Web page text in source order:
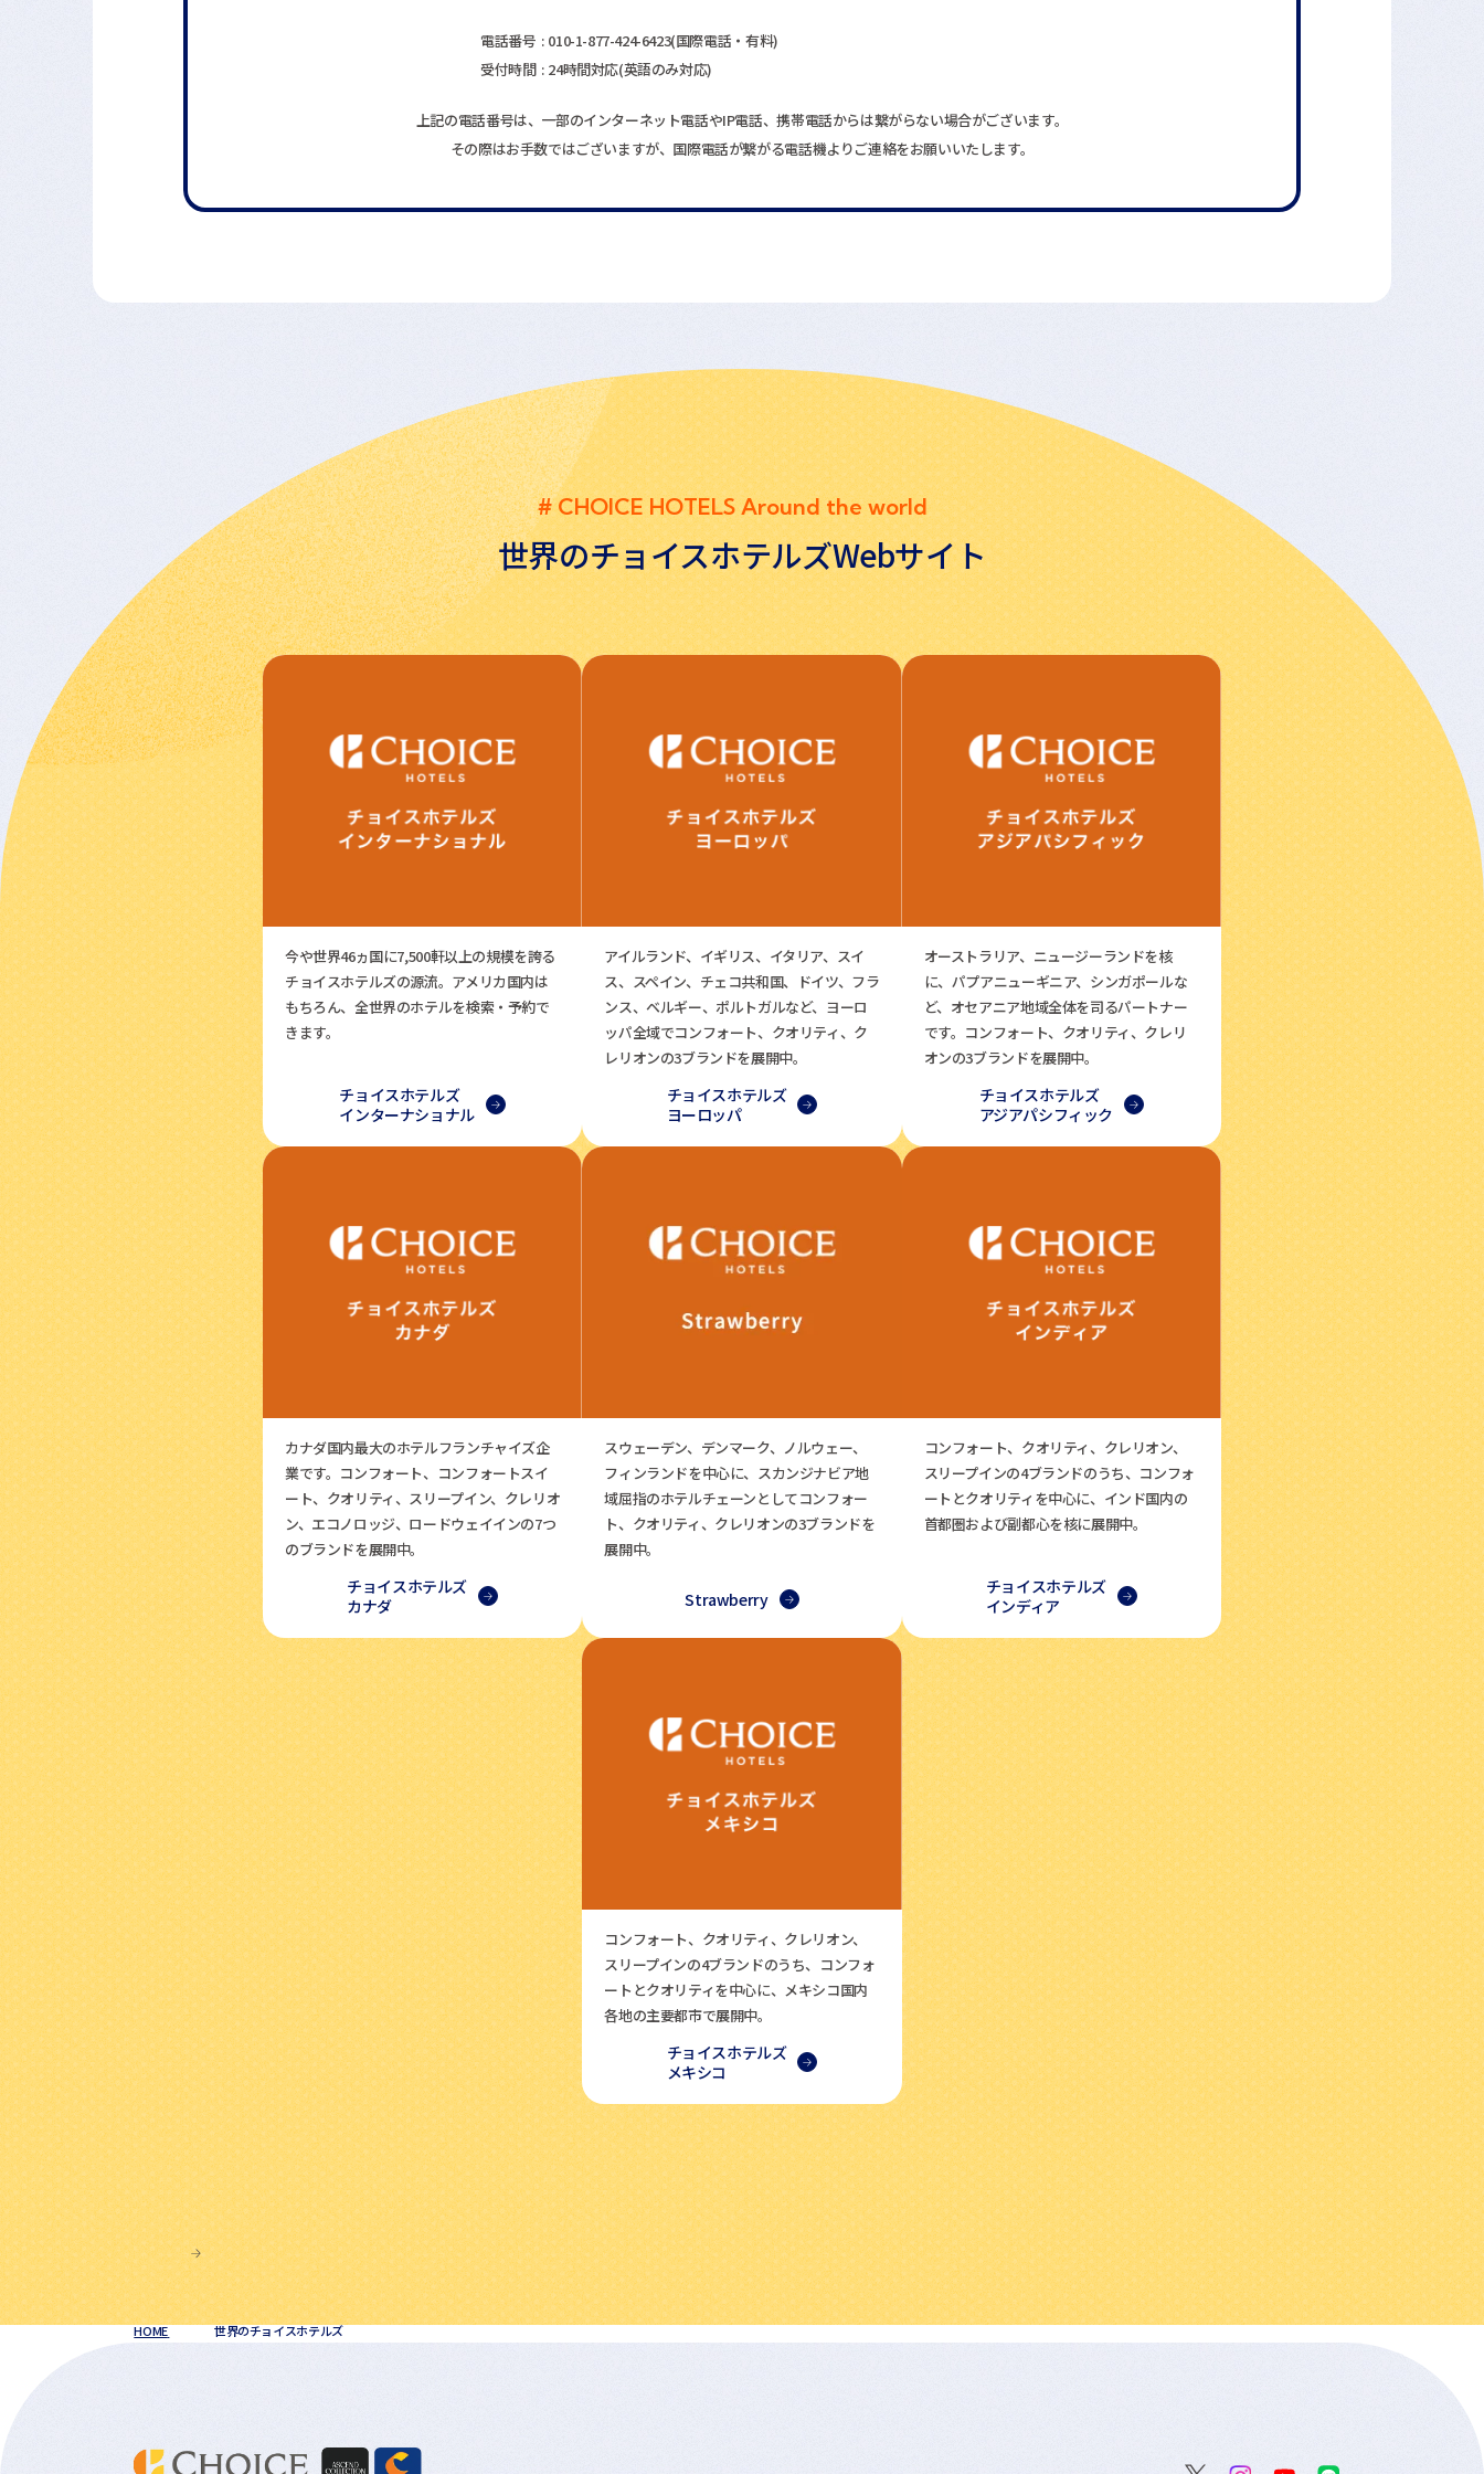
電話番号
010-1-877-424-6423(国際電話・有料)
受付時間 24時間対応(英語のみ対応)
上記の電話番号は、一部のインターネット電話やIP電話、携帯電話からは繋がらない場合がございます。
その際はお手数ではございますが、国際電話が繋がる電話機よりご連絡をお願いいたします。
世界のチョイスホテルズWebサイト
CHOICE HOTELSAround the world
今や世界46ヵ国に7,500軒以上の規模を誇る
チョイスホテルズの源流。アメリカ国内は
もちろん、全世界のホテルを検索・予約で
きます。
チョイスホテルズ
インターナショナル
アイルランド、イギリス、イタリア、スイ
ス、スペイン、チェコ共和国、ドイツ、フラ
ンス、ベルギー、ポルトガルなど、ヨーロ
ッパ全域でコンフォート、クオリティ、ク
レリオンの3ブランドを展開中。
チョイスホテルズ
ヨーロッパ
オーストラリア、ニュージーランドを核
に、パプアニューギニア、シンガポールな
ど、オセアニア地域全体を司るパートナー
です。コンフォート、クオリティ、クレリ
オンの3ブランドを展開中。
チョイスホテルズ
アジアパシフィック
カナダ国内最大のホテルフランチャイズ企
業です。コンフォート、コンフォートスイ
ート、クオリティ、スリープイン、クレリオ
ン、エコノロッジ、ロードウェイインの7つ
のブランドを展開中。
チョイスホテルズ
カナダ
スウェーデン、デンマーク、ノルウェー、
フィンランドを中心に、スカンジナビア地
域屈指のホテルチェーンとしてコンフォー
ト、クオリティ、クレリオンの3ブランドを
展開中。
Strawberry
コンフォート、クオリティ、クレリオン、
スリープインの4ブランドのうち、コンフォ
ートとクオリティを中心に、インド国内の
首都圏および副都心を核に展開中。
チョイスホテルズ
インディア
コンフォート、クオリティ、クレリオン、
スリープインの4ブランドのうち、コンフォ
ートとクオリティを中心に、メキシコ国内
各地の主要都市で展開中。
チョイスホテルズ
メキシコ
HOME 世界のチョイスホテルズ